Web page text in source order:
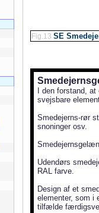
Fig.13 SE
I den forstand,
svejsbare
Smedejerns-rør
snoninger osv.
Udendørs
RAL farve.
Design af et
elementer, som i
tilfælde